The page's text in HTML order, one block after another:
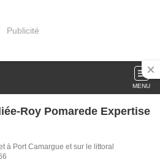
Publicité
MENU
Roy Pomarede Expertise
à Port Camargue et sur le littoral